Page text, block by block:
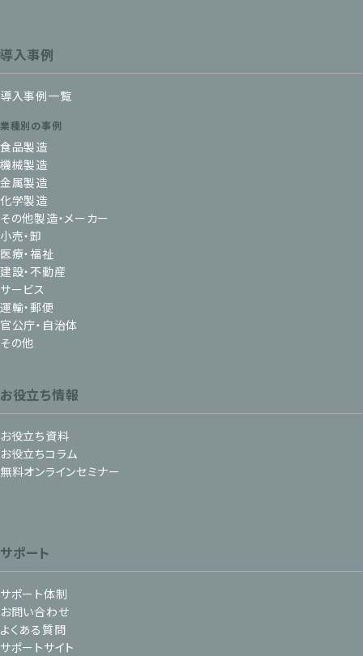
導入事例
導入事例一覧
業種別の事例
食品製造
機械製造
金属製造
化学製造
その他製造・メーカー
小売・卸
医療・福祉
建設・不動産
サービス
運輸・郵便
官公庁・自治体
その他
お役立ち情報
お役立ち資料
お役立ちコラム
無料オンラインセミナー
サポート
サポート体制
お問い合わせ
よくある質問
サポートサイト